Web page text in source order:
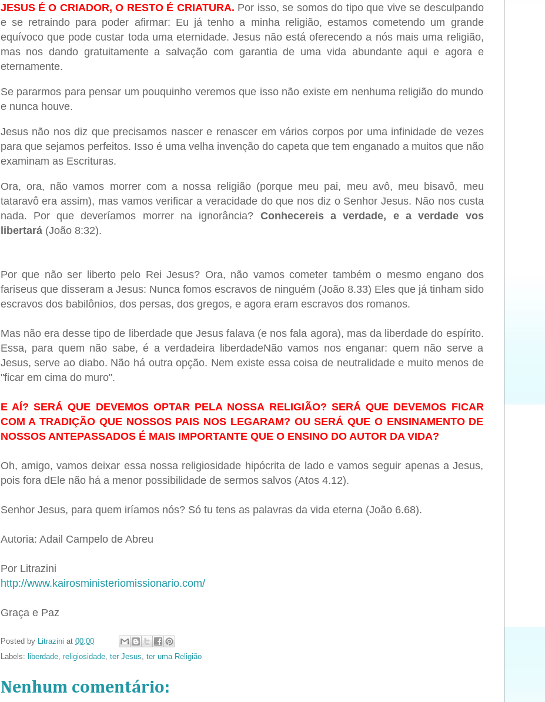
JESUS É O CRIADOR, O RESTO É CRIATURA. Por isso, se somos do tipo que vive se desculpando
e se retraindo para poder afirmar: Eu já tenho a minha religião, estamos cometendo um grande
equívoco que pode custar toda uma eternidade.Jesus não está oferecendo a nós mais uma religião,
mas nos dando gratuitamente a salvação com garantia de uma vida abundante aqui e agora e
eternamente.
Se pararmos para pensar um pouquinho veremos que isso não existe em nenhuma religião do mundo
e nunca houve.
Jesus não nos diz que precisamos nascer e renascer em vários corpos por uma infinidade de vezes
para que sejamos perfeitos. Isso é uma velha invenção do capeta que tem enganado a muitos que não
examinam as Escrituras.
Ora, ora, não vamos morrer com a nossa religião (porque meu pai, meu avô, meu bisavô, meu
tataravô era assim), mas vamos verificar a veracidade do que nos diz o Senhor Jesus. Não nos custa
nada. Por que deveríamos morrer na ignorância? Conhecereis a verdade, e a verdade vos
libertará (João 8:32).
Por que não ser liberto pelo Rei Jesus? Ora, não vamos cometer também o mesmo engano dos
fariseus que disseram a Jesus: Nunca fomos escravos de ninguém (João 8.33) Eles que já tinham sido
escravos dos babilônios, dos persas, dos gregos, e agora eram escravos dos romanos.
Mas não era desse tipo de liberdade que Jesus falava (e nos fala agora), mas da liberdade do espírito.
Essa, para quem não sabe, é a verdadeira liberdadeNão vamos nos enganar: quem não serve a
Jesus, serve ao diabo. Não há outra opção. Nem existe essa coisa de neutralidade e muito menos de
"ficar em cima do muro".
E AÍ? SERÁ QUE DEVEMOS OPTAR PELA NOSSA RELIGIÃO? SERÁ QUE DEVEMOS FICAR
COM A TRADIÇÃO QUE NOSSOS PAIS NOS LEGARAM? OU SERÁ QUE O ENSINAMENTO DE
NOSSOS ANTEPASSADOS É MAIS IMPORTANTE QUE O ENSINO DO AUTOR DA VIDA?
Oh, amigo, vamos deixar essa nossa religiosidade hipócrita de lado e vamos seguir apenas a Jesus,
pois fora dEle não há a menor possibilidade de sermos salvos (Atos 4.12).
Senhor Jesus, para quem iríamos nós? Só tu tens as palavras da vida eterna (João 6.68).
Autoria: Adail Campelo de Abreu
Por Litrazini
http://www.kairosministeriomissionario.com/
Graça e Paz
Posted by Litrazini at 00:00
Labels: liberdade, religiosidade, ter Jesus, ter uma Religião
Nenhum comentário: